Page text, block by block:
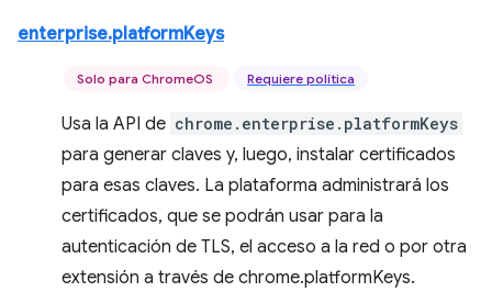
enterprise.platformKeys
Solo para ChromeOS Requiere política
Usa la API de chrome.enterprise.platformKeys
para generar claves y, luego, instalar certificados
para esas claves. La plataforma administrará los
certificados, que se podrán usar para la
autenticación de TLS, el acceso a la red o por otra
extensión a través de chrome.platformKeys.